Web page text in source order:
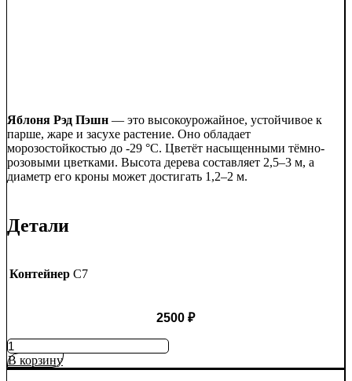
Яблоня Рэд Пэшн — это высокоурожайное, устойчивое к
парше, жаре и засухе растение. Оно обладает
морозостойкостью до -29 °C. Цветёт насыщенными тёмно-
розовыми цветками. Высота дерева составляет 2,5–3 м, а
диаметр его кроны может достигать 1,2–2 м.
Детали
Контейнер C7
2500 ₽
Количество
товара
Яблоня
В корзину